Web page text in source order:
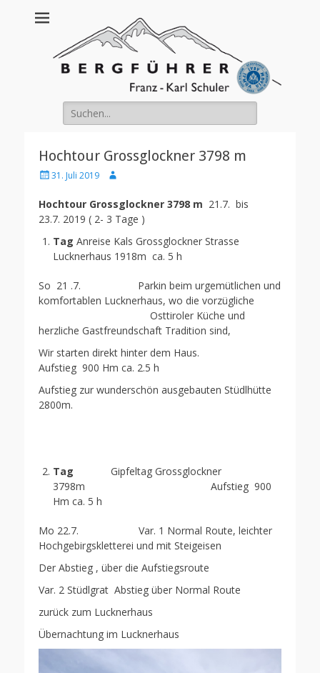
Franz Schuler
Suche
nach:
Hochtour Grossglockner 3798 m
Posted31. Juli 2019 Author
Hochtour Grossglockner 3798 m 21.7. bis
23.7. 2019 ( 2- 3 Tage )
Tag Anreise Kals Grossglockner Strasse
Lucknerhaus 1918m ca. 5 h
So 21 .7. Parkin beim urgemütlichen und
komfortablen Lucknerhaus, wo die vorzügliche
Osttiroler Küche und
herzliche Gastfreundschaft Tradition sind,
Wir starten direkt hinter dem Haus.
Aufstieg 900 Hm ca. 2.5 h
Aufstieg zur wunderschön ausgebauten Stüdlhütte
2800m.
Tag
Gipfeltag Grossglockner
3798m Aufstieg 900
Hm ca. 5 h
Mo 22.7. Var. 1 Normal Route, leichter
Hochgebirgskletterei und mit Steigeisen
Der Abstieg , über die Aufstiegsroute
Var. 2 Stüdlgrat Abstieg über Normal Route
zurück zum Lucknerhaus
Übernachtung im Lucknerhaus